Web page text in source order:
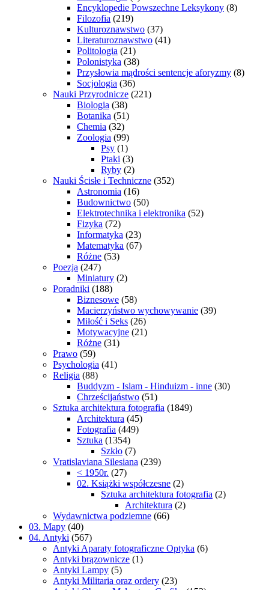
Encyklopedie Powszechne Leksykony (8)
Filozofia (219)
Kulturoznawstwo (37)
Literaturoznawstwo (41)
Politologia (21)
Polonistyka (38)
Przysłowia mądrości sentencje aforyzmy (8)
Socjologia (36)
Nauki Przyrodnicze (221)
Biologia (38)
Botanika (51)
Chemia (32)
Zoologia (99)
Psy (1)
Ptaki (3)
Ryby (2)
Nauki Ścisłe i Techniczne (352)
Astronomia (16)
Budownictwo (50)
Elektrotechnika i elektronika (52)
Fizyka (72)
Informatyka (23)
Matematyka (67)
Różne (53)
Poezja (247)
Miniatury (2)
Poradniki (188)
Biznesowe (58)
Macierzyństwo wychowywanie (39)
Miłość i Seks (26)
Motywacyjne (21)
Różne (31)
Prawo (59)
Psychologia (41)
Religia (88)
Buddyzm - Islam - Hinduizm - inne (30)
Chrześcijaństwo (51)
Sztuka architektura fotografia (1849)
Architektura (45)
Fotografia (449)
Sztuka (1354)
Szkło (7)
Vratislaviana Silesiana (239)
< 1950r. (27)
02. Książki współczesne (2)
Sztuka architektura fotografia (2)
Architektura (2)
Wydawnictwa podziemne (66)
03. Mapy (40)
04. Antyki (567)
Antyki Aparaty fotograficzne Optyka (6)
Antyki brązownicze (1)
Antyki Lampy (5)
Antyki Militaria oraz ordery (23)